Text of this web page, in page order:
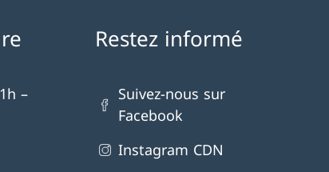
–
Restez informé
Suivez-nous sur
Facebook
Instagram CDN